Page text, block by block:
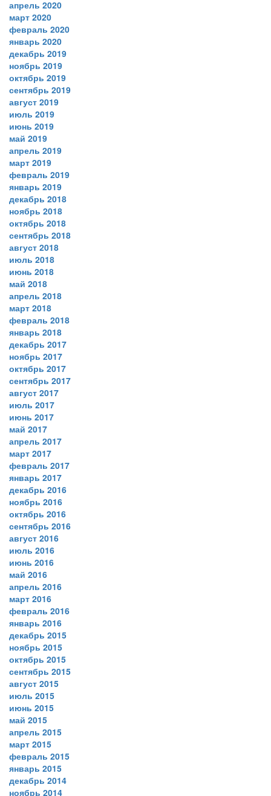
апрель 2020
март 2020
февраль 2020
январь 2020
декабрь 2019
ноябрь 2019
октябрь 2019
сентябрь 2019
август 2019
июль 2019
июнь 2019
май 2019
апрель 2019
март 2019
февраль 2019
январь 2019
декабрь 2018
ноябрь 2018
октябрь 2018
сентябрь 2018
август 2018
июль 2018
июнь 2018
май 2018
апрель 2018
март 2018
февраль 2018
январь 2018
декабрь 2017
ноябрь 2017
октябрь 2017
сентябрь 2017
август 2017
июль 2017
июнь 2017
май 2017
апрель 2017
март 2017
февраль 2017
январь 2017
декабрь 2016
ноябрь 2016
октябрь 2016
сентябрь 2016
август 2016
июль 2016
июнь 2016
май 2016
апрель 2016
март 2016
февраль 2016
январь 2016
декабрь 2015
ноябрь 2015
октябрь 2015
сентябрь 2015
август 2015
июль 2015
июнь 2015
май 2015
апрель 2015
март 2015
февраль 2015
январь 2015
декабрь 2014
ноябрь 2014